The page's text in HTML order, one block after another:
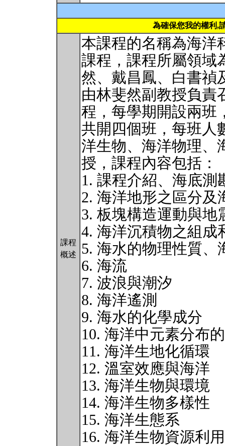
為確保您我的權利,
課程
概述
本課程的名稱為海洋
課程，課程所屬領域
然、戴昌鳳、白書禎
由林斐然副教授負責
程，每學期開設兩班
共開四個班，每班人
洋生物、海洋物理、
授，課程內容包括：
1. 課程介紹、海底測
2. 海洋地形之區分及
3. 板塊構造運動與地
4. 海洋沉積物之組成
5. 海水的物理性質、
6. 海流
7. 波浪與潮汐
8. 海洋遙測
9. 海水的化學成分
10. 海洋中元素分布
11. 海洋生地化循環
12. 溫室效應與海洋
13. 海洋生物與環境
14. 海洋生物多樣性
15. 海洋生態系
16. 海洋生物資源利